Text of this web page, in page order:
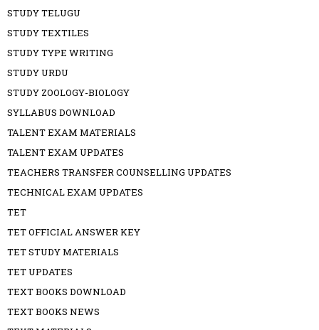
STUDY TELUGU
STUDY TEXTILES
STUDY TYPE WRITING
STUDY URDU
STUDY ZOOLOGY-BIOLOGY
SYLLABUS DOWNLOAD
TALENT EXAM MATERIALS
TALENT EXAM UPDATES
TEACHERS TRANSFER COUNSELLING UPDATES
TECHNICAL EXAM UPDATES
TET
TET OFFICIAL ANSWER KEY
TET STUDY MATERIALS
TET UPDATES
TEXT BOOKS DOWNLOAD
TEXT BOOKS NEWS